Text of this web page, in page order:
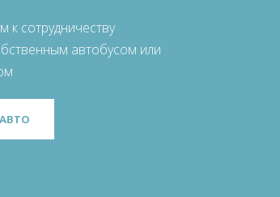
сотрудничеству
автобусом или